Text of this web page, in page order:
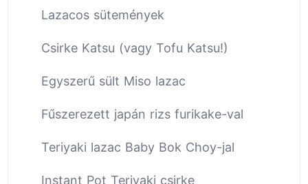
Lazacos sütemények
Csirke Katsu (vagy Tofu Katsu!)
Egyszerű sült Miso lazac
Fűszerezett japán rizs furikake-val
Teriyaki lazac Baby Bok Choy-jal
Instant Pot Teriyaki csirke